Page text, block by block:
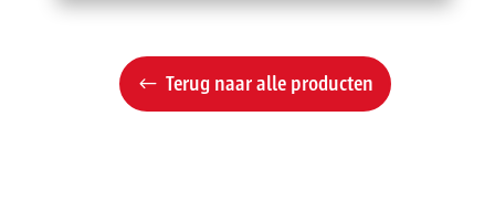
Terug naar alle producten